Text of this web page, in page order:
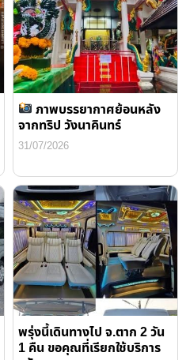
ภาพบรรยากาศย้อนหลัง
จากทริป วังนาคินทร์
31/07/2026
พรุ่งนี้เดินทางไป จ.ตาก 2 วัน
1 คืน ขอคุณที่เรียกใช้บริการ